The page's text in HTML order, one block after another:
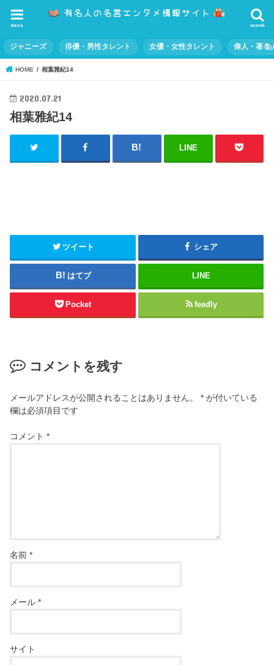
search
menu
ジャニーズ 俳優・男性タレント 女優・女性タレント 偉人・著名
HOME 相葉雅紀14
2020.07.21
相葉雅紀14
LINE
ツイート シェア
はてブ LINE
Pocket feedly
コメントを残す
メールアドレスが公開されることはありません。 * が付いている
欄は必須項目です
コメント*
名前*
メール*
サイト